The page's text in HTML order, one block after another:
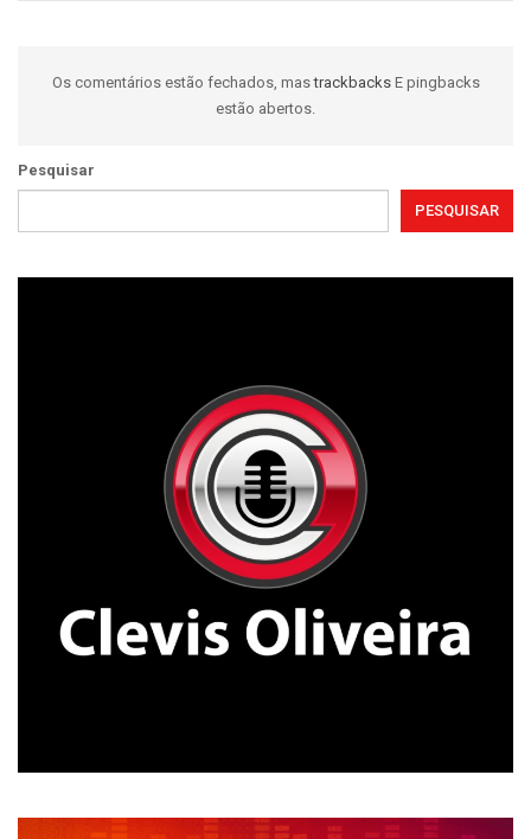
Os comentários estão fechados, mastrackbacks E pingbacks
estão abertos.
Pesquisar
PESQUISAR